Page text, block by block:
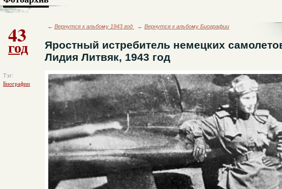
43
год
Тэг:
Биографии
← Вернутся к альбому 1943 год ← Вернутся к альбому Биографии
Яростный истребитель немецких
Лидия Литвяк, 1943 год